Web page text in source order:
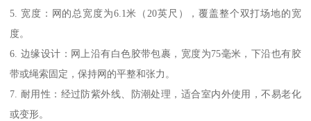
5. 宽度：网的总宽度为6.1米（20英尺），覆盖整个双打场地的宽
度。
6. 边缘设计：网上沿有白色胶带包裹，宽度为75毫米，下沿也有胶
带或绳索固定，保持网的平整和张力。
7. 耐用性：经过防紫外线、防潮处理，适合室内外使用，不易老化
或变形。